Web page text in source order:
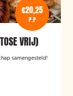
€20,25
P.P
VRIJ)
samengesteld!